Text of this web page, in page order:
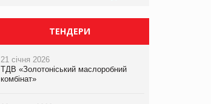
ТЕНДЕРИ
21 січня 2026
ТДВ «Золотоніський маслоробний
комбінат»